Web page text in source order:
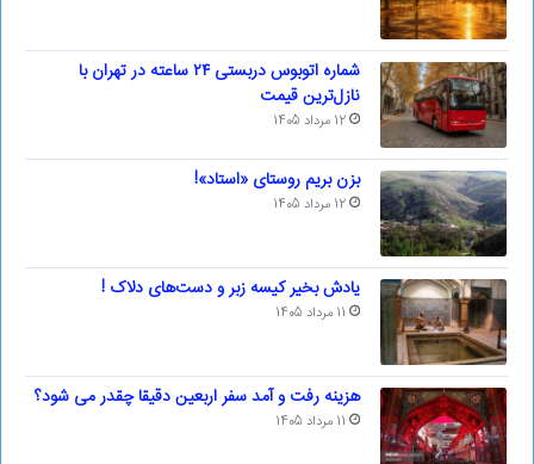
شماره اتوبوس دربستی ۲۴ ساعته در تهران با
نازل‌ترین قیمت
12 مرداد 1405
بزن بریم روستای «استاد»!
12 مرداد 1405
یادش بخیر کیسه‌ زبر و دست‌های دلاک !
11 مرداد 1405
هزینه رفت و آمد سفر اربعین دقیقا چقدر می شود؟
11 مرداد 1405